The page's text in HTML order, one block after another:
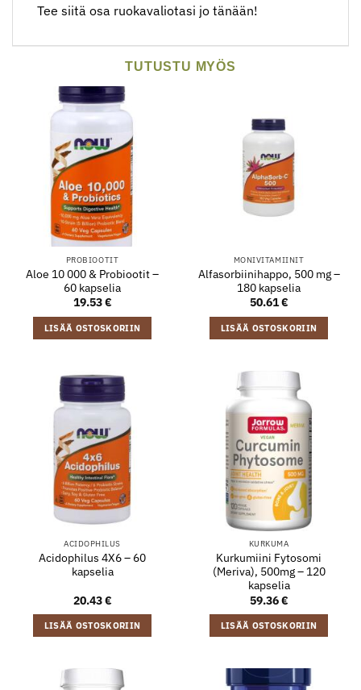
Tee siitä osa ruokavaliotasi jo tänään!
TUTUSTU MYÖS
PROBIOOTIT
Aloe 10 000 & Probiootit –
60 kapselia
19.53€
LISÄÄ OSTOSKORIIN
MONIVITAMIINIT
Alfasorbiinihappo, 500 mg –
180 kapselia
50.61€
LISÄÄ OSTOSKORIIN
ACIDOPHILUS
Acidophilus 4X6 – 60
kapselia
20.43€
LISÄÄ OSTOSKORIIN
KURKUMA
Kurkumiini Fytosomi
(Meriva), 500mg – 120
kapselia
59.36€
LISÄÄ OSTOSKORIIN